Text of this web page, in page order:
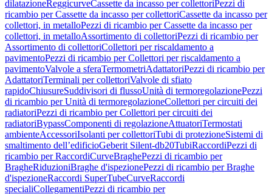
dilatazioneReggicurveCassette da incasso per collettoriPezzi di
ricambio per Cassette da incasso per collettoriCassette da incasso per
collettori, in metalloPezzi di ricambio per Cassette da incasso per
collettori, in metalloAssortimento di collettoriPezzi di ricambio per
Assortimento di collettoriCollettori per riscaldamento a
pavimentoPezzi di ricambio per Collettori per riscaldamento a
pavimentoValvole a sferaTermometriAdattatoriPezzi di ricambio per
AdattatoriTerminali per collettoriValvole di sfiato
rapidoChiusureSuddivisori di flussoUnità di termoregolazionePezzi
di ricambio per Unità di termoregolazioneCollettori per circuiti dei
radiatoriPezzi di ricambio per Collettori per circuiti dei
radiatoriBypassComponenti di regolazioneAttuatoriTermostati
ambienteAccessoriIsolanti per collettoriTubi di protezioneSistemi di
smaltimento dell’edificioGeberit Silent-db20TubiRaccordiPezzi di
ricambio per RaccordiCurveBraghePezzi di ricambio per
BragheRiduzioniBraghe d'ispezionePezzi di ricambio per Braghe
d'ispezioneRaccordi SuperTubeCurveRaccordi
specialiCollegamentiPezzi di ricambio per